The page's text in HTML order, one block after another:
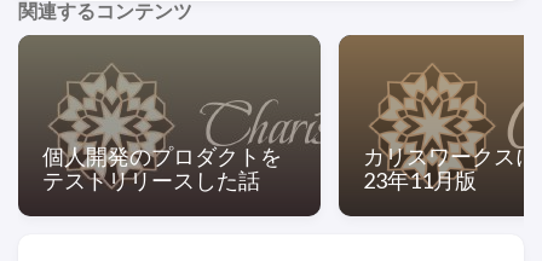
関連するコンテンツ
個人開発のプロダクトを
テストリリースした話
カリスワークス
23年11月版